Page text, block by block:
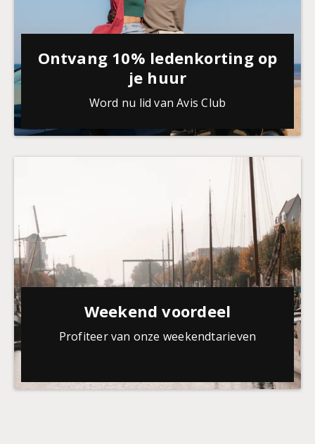
Ontvang 10% ledenkorting op
je huur
Word nu lid van Avis Club
Weekend voordeel
Profiteer van onze weekendtarieven